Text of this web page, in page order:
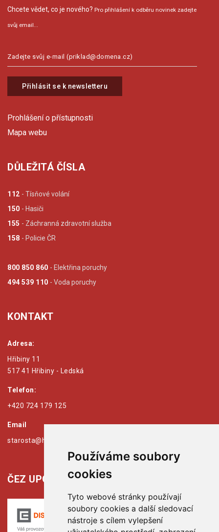
Používáme soubory
cookies
Tyto webové stránky používají
soubory cookies a další sledovací
nástroje s cílem vylepšení
Chcete vědet, co je nového? Pro přihlášení k odběru novinek zadejte
svůj email...
Přihlásit se k newsletteru
Prohlášení o přístupnosti
Mapa webu
DŮLEŽITÁ ČÍSLA
112 - Tísňové volání
150 - Hasiči
155 - Záchranná zdravotní služba
158 - Policie ČR
800 850 860 - Elektřina poruchy
494 539 110 - Voda poruchy
KONTAKT
Adresa:
Hřibiny 11
517 41 Hřibiny - Ledská
Telefon:
+420 724 179 125
Email
starosta@hribiny-ledska.cz
ČEZ UPOZORŇUJE: